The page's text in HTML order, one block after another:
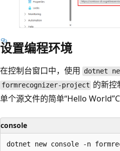
设置编程环境
在控制台窗口中，使用 dotnet
formrecognizer-project 的新控
单个源文件的简单“Hello
console